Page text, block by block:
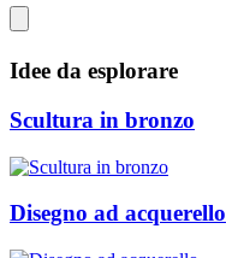
Idee da esplorare
Scultura in bronzo
Disegno ad acquerello